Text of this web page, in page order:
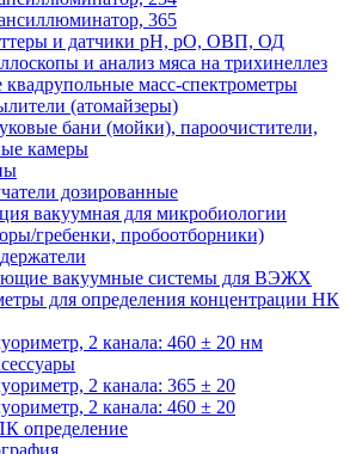
365
и датчики рН, рО, ОВП, ОД
и анализ мяса на трихинеллез
масс-спектрометры
(атомайзеры)
бани (мойки), пароочистители,
камеры
дозированные
вакуумная для микробиологии
гребенки, пробоотборники)
вакуумные системы для ВЭЖХ
для определения концентрации НК
2 канала: 460 ± 20 нм
2 канала: 365 ± 20
2 канала: 460 ± 20
определение